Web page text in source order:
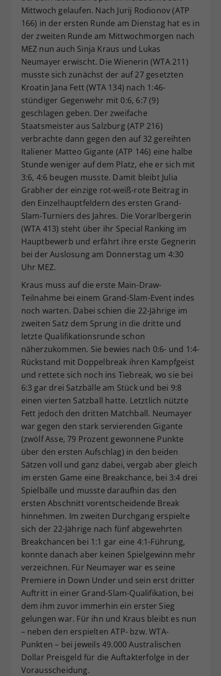
Mittwoch gelaufen. Nach Jurij Rodionov (ATP
166) in der ersten Runde am Dienstag hat es in
der zweiten Runde am Mittwochmorgen nach
MEZ nun auch Sinja Kraus und Lukas
Neumayer erwischt. Die Wienerin (WTA 211)
musste sich zunächst der auf 27 gesetzten
Kroatin Jana Fett (WTA 134) nach 1:46-
stündiger Gegenwehr mit 0:6, 6:7 (9)
geschlagen geben. Der zweifache
Staatsmeister aus Salzburg (ATP 216)
verbrachte dann gegen den auf 32 gereihten
Italiener Matteo Gigante (ATP 146) eine halbe
Stunde weniger auf dem Platz, ehe er sich mit
3:6, 4:6 beugen musste. Damit bleibt Julia
Grabher der einzige rot-weiß-rote Beitrag in
den Einzelhauptfeldern des ersten Grand-
Slam-Turniers des Jahres. Die Vorarlbergerin
(WTA 413) steht über ihr Special Ranking im
Hauptbewerb und erfährt ihre erste Gegnerin
bei der Auslosung am Donnerstag um 4:30
Uhr MEZ.
Kraus muss auf die erste Main-Draw-
Teilnahme bei einem Grand-Slam-Event indes
noch warten. Dabei schien die 22-Jährige im
zweiten Satz dem Sprung in die dritte und
letzte Qualifikationsrunde schon
näherzukommen. Sie bewies nach 0:6- und 1:4-
Rückstand mit Doppelbreak ihren Kampfgeist
und rettete sich noch ins Tiebreak, wo sie bei
6:3 gar drei Satzbälle am Stück und bei 9:8
einen vierten Satzball hatte. Letztlich nützte
Fett jedoch den dritten Matchball. Neumayer
war gegen den stark servierenden Gigante
(zwölf Asse, 79 Prozent gewonnene Punkte
über den ersten Aufschlag) in den beiden
Sätzen voll und ganz dabei, vergab aber gleich
im ersten Game eine Breakchance, bei 3:4 drei
Spielbälle und musste daraufhin das den
ersten Abschnitt vorentscheidende Break
hinnehmen. Im zweiten Durchgang erspielte
sich der 22-Jährige nach fünf abgewehrten
Breakchancen bei 1:1 gar eine 4:1-Führung,
konnte danach aber keinen Spielgewinn mehr
verzeichnen. Für Neumayer war es seine
Premiere in Down Under und sein erst dritter
Auftritt in einer Grand-Slam-Qualifikation, bei
dem ihm zuvor immerhin ein erster Sieg
gelungen war. Für ihn und Kraus bleibt es nun
– neben den erspielten ATP- bzw. WTA-
Punkten – bei jeweils 49.000 Australischen
Dollar Preisgeld für die Auftakterfolge in der
Vorausscheidung.
Zweck
Dieser Wert speichert Ihre Consent-
Einstellungen. Unter anderem eine
zufällig generierte ID, für die
historische Speicherung Ihrer
vorgenommen Einstellungen, falls der
Webseiten-Betreiber dies eingestellt
hat.